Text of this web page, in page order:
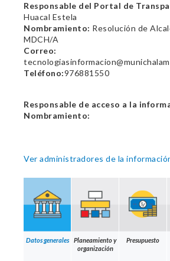
Responsable del Portal de
Huacal Estela
Nombramiento: Resolución de
MDCH/A
Correo:
Teléfono:976881550
Responsable de acceso a la
Nombramiento:
Ver administradores de la
Datos generales
Planeamiento y
organización
Presupuesto